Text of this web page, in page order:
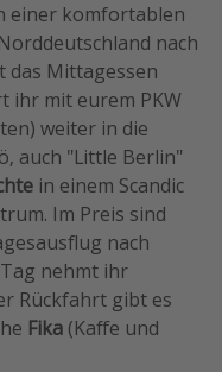
einer komfortablen
nach
das Mittagessen
ihr mit eurem PKW
weiter in die
auch "Little Berlin"
in einem Scandic
Im Preis sind
nach
nehmt ihr
Rückfahrt gibt es
Fika (Kaffe und